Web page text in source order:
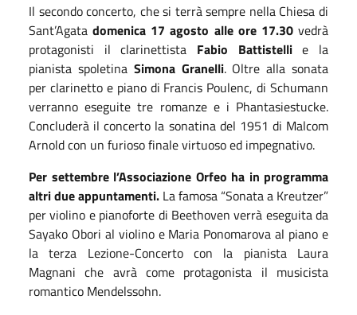
Il secondo concerto, che si terrà sempre nella Chiesa di
Sant’Agatadomenica 17 agosto alle ore 17.30vedrà
protagonisti il clarinettista Fabio Battistellie la
pianista spoletina Simona Granelli. Oltre alla sonata
per clarinetto e piano di Francis Poulenc, di Schumann
verranno eseguite tre romanze e i Phantasiestucke.
Concluderà il concerto la sonatina del 1951 di Malcom
Arnold con un furioso finale virtuoso ed impegnativo.
Per settembre l’Associazione Orfeo ha in programma
altri due appuntamenti. La famosa “Sonata a Kreutzer”
per violino e pianoforte di Beethoven verrà eseguita da
Sayako Obori al violino e Maria Ponomarova al piano e
la terza Lezione-Concerto con la pianista Laura
Magnani che avrà come protagonista il musicista
romantico Mendelssohn.